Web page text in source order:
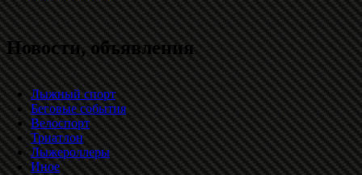
Новости, объявления
Лыжный спорт
Беговые события
Велоспорт
Триатлон
Лыжероллеры
Иное